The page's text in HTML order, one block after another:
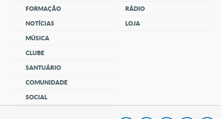
FORMAÇÃO
NOTÍCIAS
MÚSICA
CLUBE
SANTUÁRIO
COMUNIDADE
SOCIAL
RÁDIO
LOJA